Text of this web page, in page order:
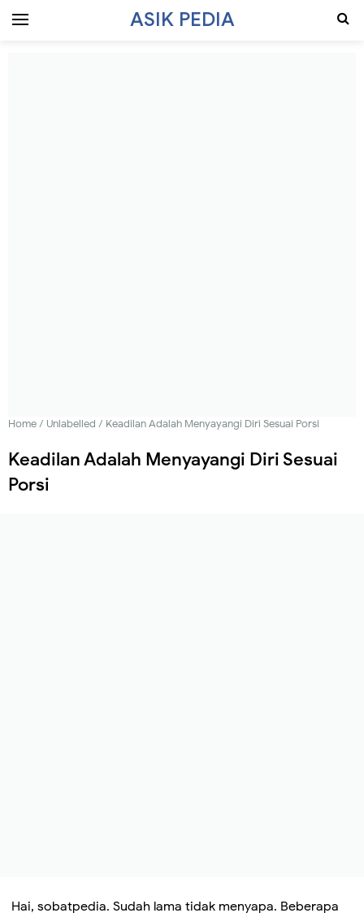
ASIK PEDIA
Home/ Unlabelled / Keadilan Adalah Menyayangi Diri Sesuai Porsi
Keadilan Adalah Menyayangi Diri Sesuai
Porsi
Hai, sobatpedia. Sudah lama tidak menyapa. Beberapa